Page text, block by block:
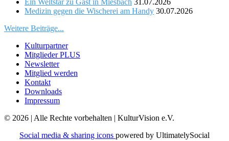
Ein Weltstar zu Gast in Miesbach 31.07.2026
Medizin gegen die Wischerei am Handy 30.07.2026
Weitere Beiträge...
Kulturpartner
Mitglieder PLUS
Newsletter
Mitglied werden
Kontakt
Downloads
Impressum
© 2026 | Alle Rechte vorbehalten | KulturVision e.V.
Social media & sharing icons powered by UltimatelySocial